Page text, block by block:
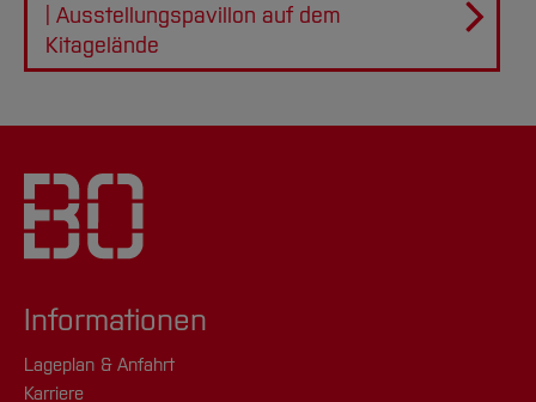
| Ausstellungspavillon auf dem
Kitagelände
Informationen
Lageplan & Anfahrt
Karriere